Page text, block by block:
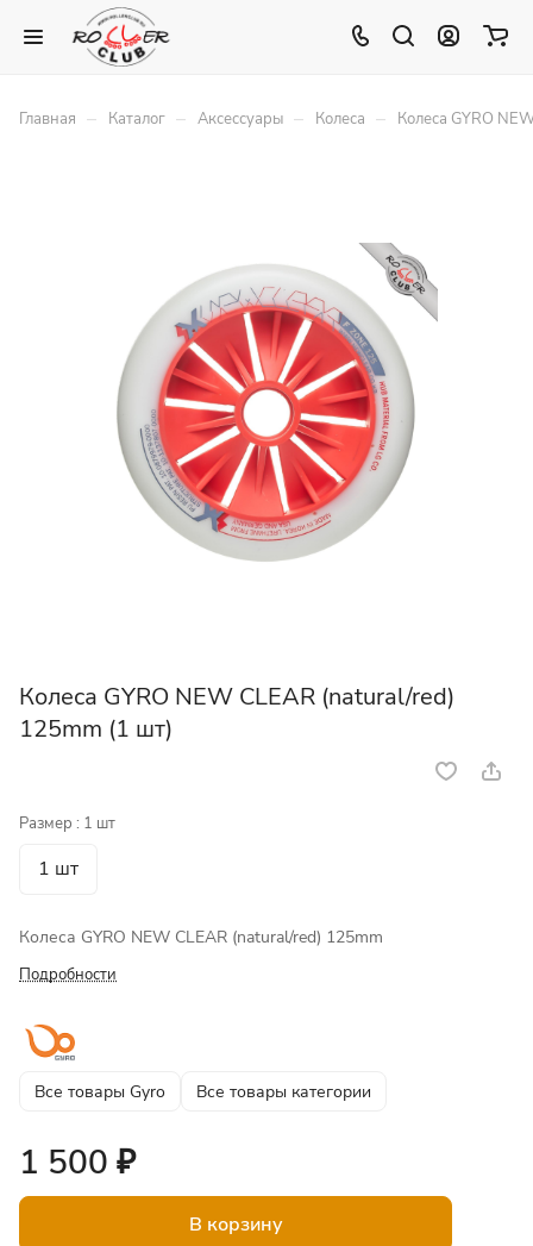
Главная – Каталог – Аксессуары – Колеса – Колеса GYRO
Колеса GYRO NEW CLEAR (natural/red)
125mm (1 шт)
Размер : 1 шт
1 шт
Колеса GYRO NEW CLEAR (natural/red) 125mm
Подробности
Все товары Gyro Все товары категории
1 500 ₽
В корзину